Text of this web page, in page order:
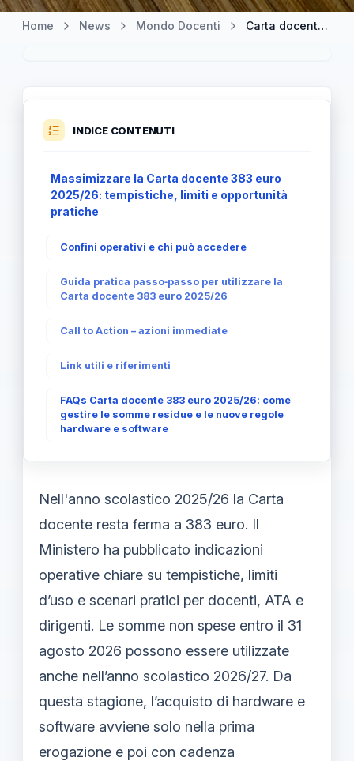
Home News Mondo Docenti Carta docente 383 euro 2025/26: come gestire le somme residue e le nuove regole hardware e software
INDICE CONTENUTI
Massimizzare la Carta docente 383 euro
2025/26: tempistiche, limiti e opportunità
pratiche
Confini operativi e chi può accedere
Guida pratica passo‑passo per utilizzare la
Carta docente 383 euro 2025/26
Call to Action – azioni immediate
Link utili e riferimenti
FAQs Carta docente 383 euro 2025/26: come
gestire le somme residue e le nuove regole
hardware e software
Nell'anno scolastico 2025/26 la Carta
docente resta ferma a 383 euro. Il
Ministero ha pubblicato indicazioni
operative chiare su tempistiche, limiti
d’uso e scenari pratici per docenti, ATA e
dirigenti. Le somme non spese entro il 31
agosto 2026 possono essere utilizzate
anche nell’anno scolastico 2026/27. Da
questa stagione, l’acquisto di hardware e
software avviene solo nella prima
erogazione e poi con cadenza